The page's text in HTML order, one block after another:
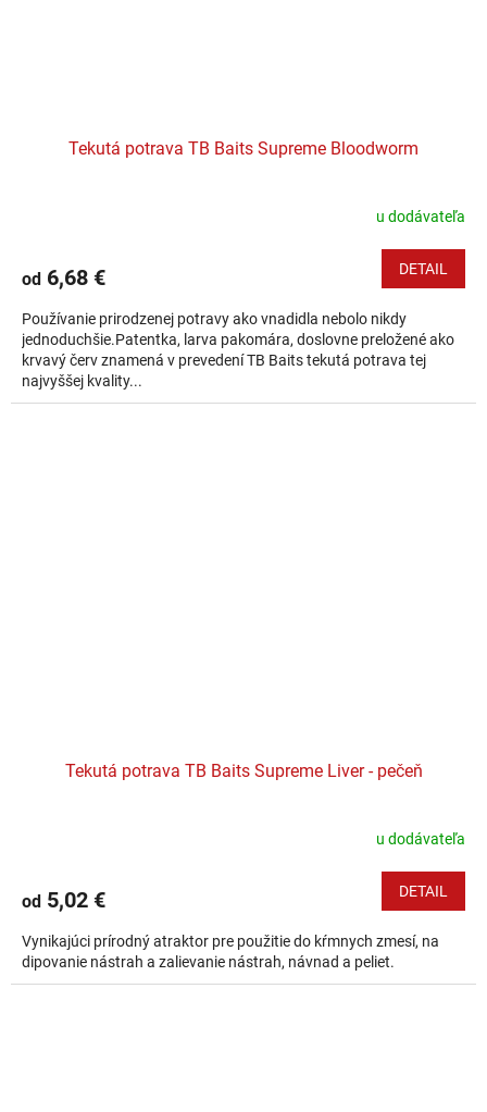
Tekutá potrava TB Baits Supreme Bloodworm
u dodávateľa
od 6,68 € DETAIL
Používanie prirodzenej potravy ako vnadidla nebolo nikdy
jednoduchšie.Patentka, larva pakomára, doslovne preložené ako
krvavý červ znamená v prevedení TB Baits tekutá potrava tej
najvyššej kvality...
Tekutá potrava TB Baits Supreme Liver - pečeň
u dodávateľa
od 5,02 € DETAIL
Vynikajúci prírodný atraktor pre použitie do kŕmnych zmesí, na
dipovanie nástrah a zalievanie nástrah, návnad a peliet.